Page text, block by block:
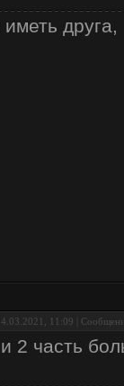
друга,
11:09 |
2 часть